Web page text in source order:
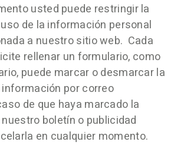
usted puede restringir la
de la información personal
a nuestro sitio web. Cada
rellenar un formulario, como
puede marcar o desmarcar la
por correo
de que haya marcado la
boletín o publicidad
en cualquier momento.